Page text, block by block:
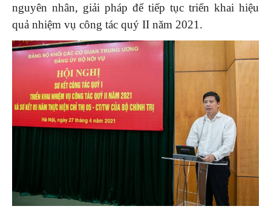
nguyên nhân, giải pháp để tiếp tục triển khai hiệu
quả nhiệm vụ công tác quý II năm 2021.